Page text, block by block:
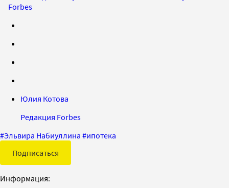
Forbes
Юлия Котова
Редакция Forbes
#Эльвира Набиуллина #ипотека
Подписаться
Информация: